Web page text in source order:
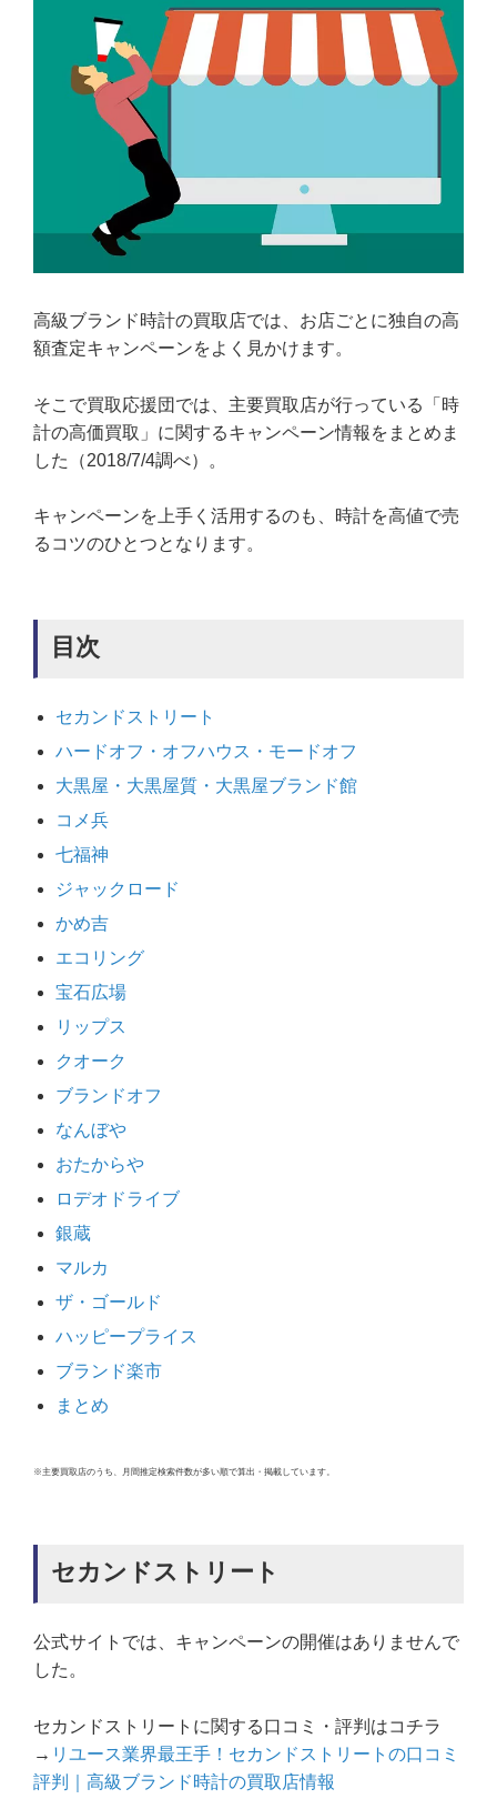
高級ブランド時計の買取店では、お店ごとに独自の高
額査定キャンペーンをよく見かけます。
そこで買取応援団では、主要買取店が行っている「時
計の高価買取」に関するキャンペーン情報をまとめま
した（2018/7/4調べ）。
キャンペーンを上手く活用するのも、時計を高値で売
るコツのひとつとなります。
目次
セカンドストリート
ハードオフ・オフハウス・モードオフ
大黒屋・大黒屋質・大黒屋ブランド館
コメ兵
七福神
ジャックロード
かめ吉
エコリング
宝石広場
リップス
クオーク
ブランドオフ
なんぼや
おたからや
ロデオドライブ
銀蔵
マルカ
ザ・ゴールド
ハッピープライス
ブランド楽市
まとめ
※主要買取店のうち、月間推定検索件数が多い順で算出・掲載しています。
セカンドストリート
公式サイトでは、キャンペーンの開催はありませんで
した。
セカンドストリートに関する口コミ・評判はコチラ
→ リユース業界最王手！セカンドストリートの口コミ
評判｜高級ブランド時計の買取店情報